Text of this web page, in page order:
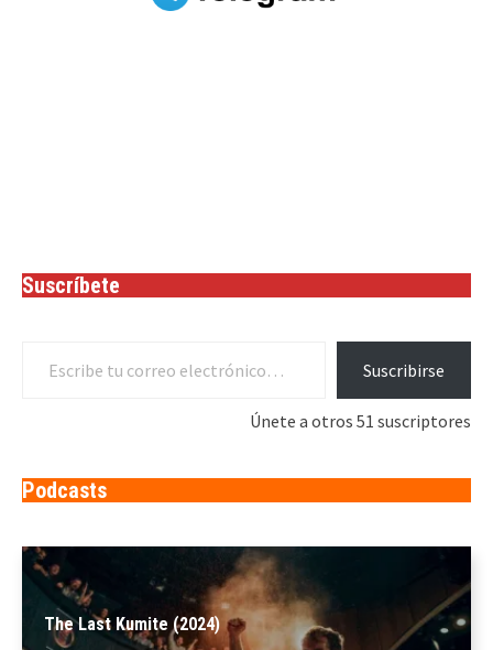
Suscríbete
Suscribirse
Únete a otros 51 suscriptores
Podcasts
The Last Kumite (2024)